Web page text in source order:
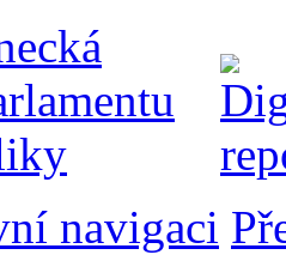
navigaci